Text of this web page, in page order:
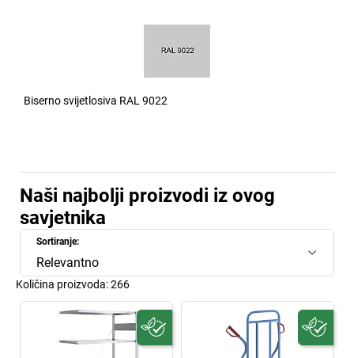
Biserno svijetlosiva RAL 9022
Naši najbolji proizvodi iz ovog
savjetnika
Sortiranje:
Relevantno
Količina proizvoda:266